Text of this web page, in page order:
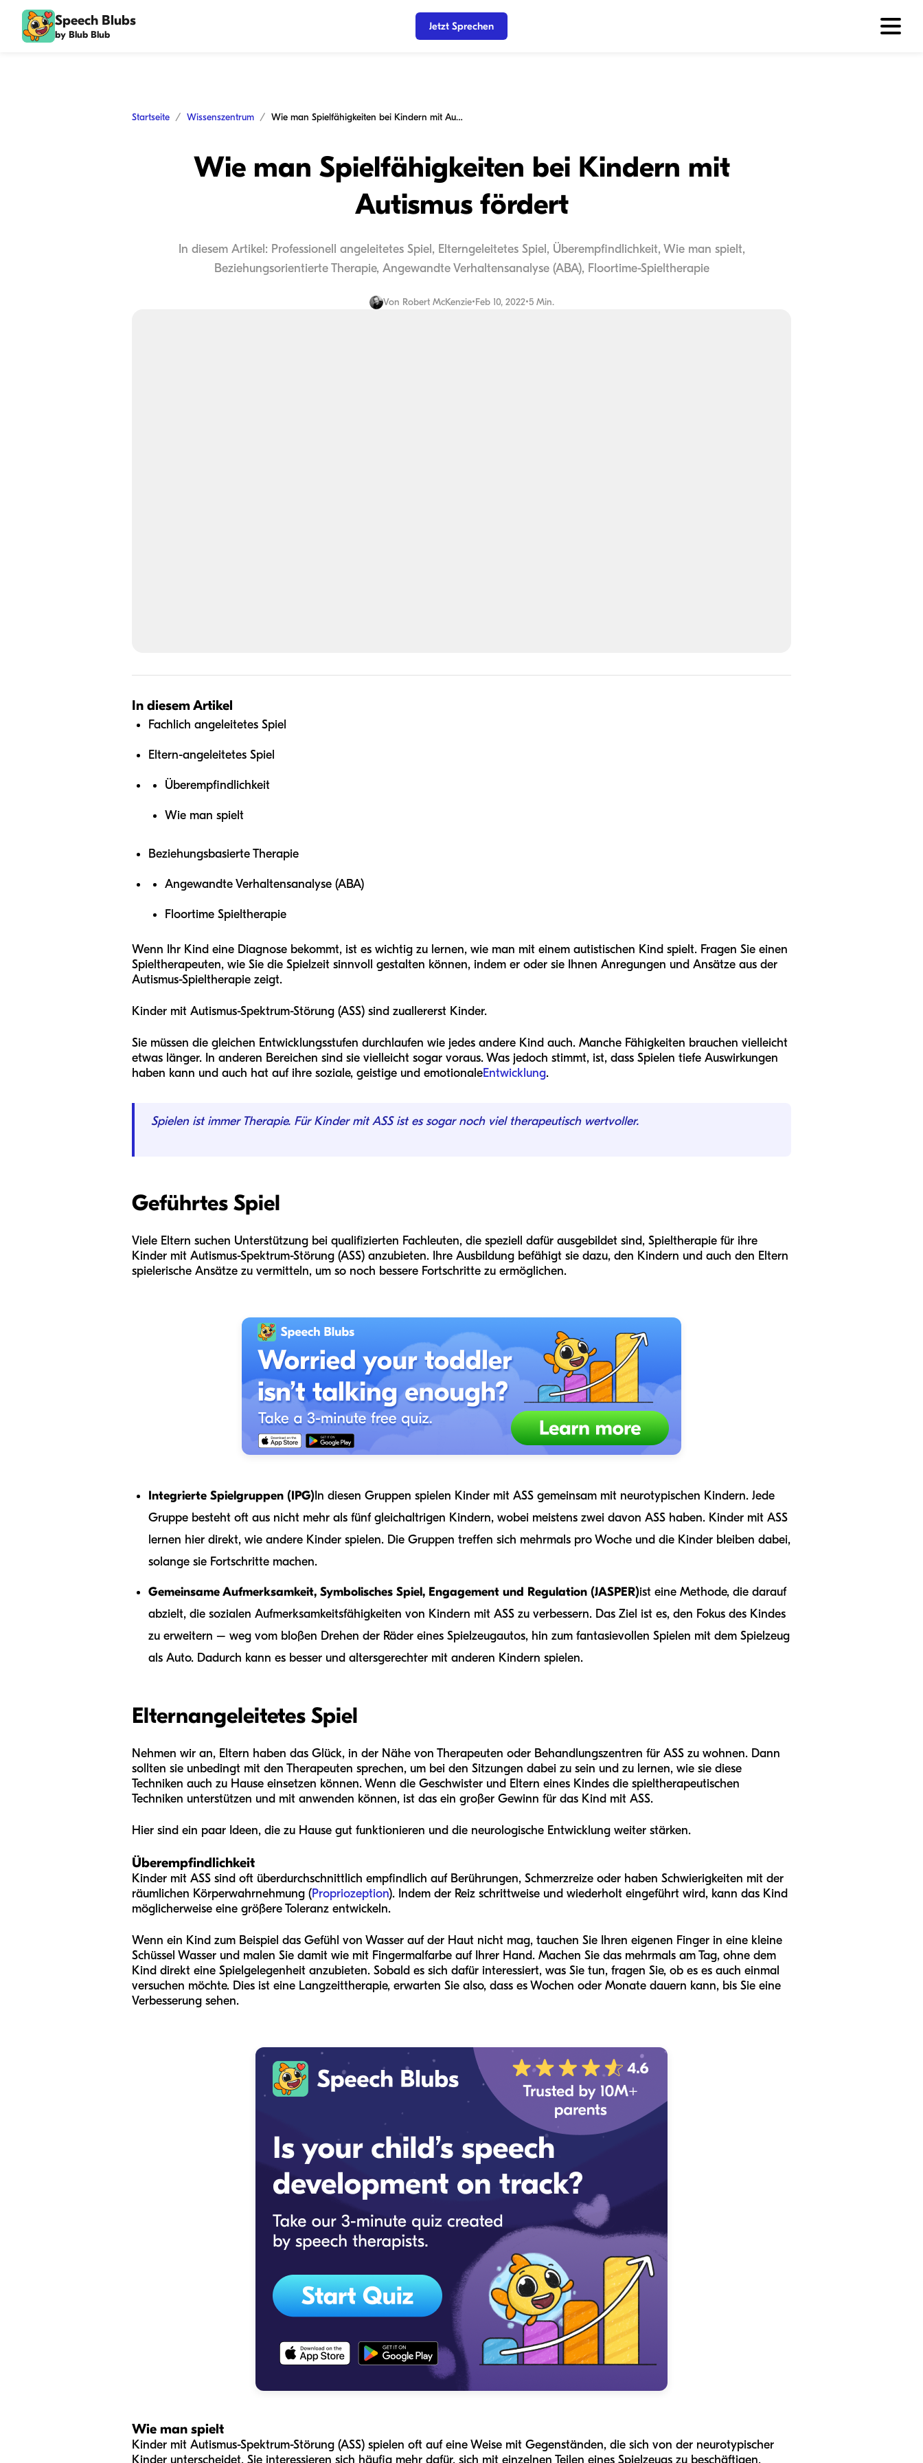
Speech Blubs
by Blub Blub
Jetzt Sprechen
Startseite Wissenszentrum Wie man Spielfähigkeiten bei Kindern mit Autismus fördert
Wie man Spielfähigkeiten bei Kindern mit
Autismus fördert
In diesem Artikel: Professionell angeleitetes Spiel, Elterngeleitetes Spiel, Überempfindlichkeit, Wie man spielt,
Beziehungsorientierte Therapie, Angewandte Verhaltensanalyse (ABA), Floortime-Spieltherapie
Von Robert McKenzie•Feb 10, 2022•5 Min.
In diesem Artikel
Fachlich angeleitetes Spiel
Eltern-angeleitetes Spiel
Überempfindlichkeit
Wie man spielt
Beziehungsbasierte Therapie
Angewandte Verhaltensanalyse (ABA)
Floortime Spieltherapie
Wenn Ihr Kind eine Diagnose bekommt, ist es wichtig zu lernen, wie man mit einem autistischen Kind spielt. Fragen Sie einen
Spieltherapeuten, wie Sie die Spielzeit sinnvoll gestalten können, indem er oder sie Ihnen Anregungen und Ansätze aus der
Autismus-Spieltherapie zeigt.
Kinder mit Autismus-Spektrum-Störung (ASS) sind zuallererst Kinder.
Sie müssen die gleichen Entwicklungsstufen durchlaufen wie jedes andere Kind auch. Manche Fähigkeiten brauchen vielleicht
etwas länger. In anderen Bereichen sind sie vielleicht sogar voraus. Was jedoch stimmt, ist, dass Spielen tiefe Auswirkungen
haben kann und auch hat auf ihre soziale, geistige und emotionaleEntwicklung.
Spielen ist immer Therapie. Für Kinder mit ASS ist es sogar noch viel therapeutisch wertvoller.
Geführtes Spiel
Viele Eltern suchen Unterstützung bei qualifizierten Fachleuten, die speziell dafür ausgebildet sind, Spieltherapie für ihre
Kinder mit Autismus-Spektrum-Störung (ASS) anzubieten. Ihre Ausbildung befähigt sie dazu, den Kindern und auch den Eltern
spielerische Ansätze zu vermitteln, um so noch bessere Fortschritte zu ermöglichen.
Integrierte Spielgruppen (IPG) In diesen Gruppen spielen Kinder mit ASS gemeinsam mit neurotypischen Kindern. Jede
Gruppe besteht oft aus nicht mehr als fünf gleichaltrigen Kindern, wobei meistens zwei davon ASS haben. Kinder mit ASS
lernen hier direkt, wie andere Kinder spielen. Die Gruppen treffen sich mehrmals pro Woche und die Kinder bleiben dabei,
solange sie Fortschritte machen.
Gemeinsame Aufmerksamkeit, Symbolisches Spiel, Engagement und Regulation (JASPER)ist eine Methode, die darauf
abzielt, die sozialen Aufmerksamkeitsfähigkeiten von Kindern mit ASS zu verbessern. Das Ziel ist es, den Fokus des Kindes
zu erweitern – weg vom bloßen Drehen der Räder eines Spielzeugautos, hin zum fantasievollen Spielen mit dem Spielzeug
als Auto. Dadurch kann es besser und altersgerechter mit anderen Kindern spielen.
Elternangeleitetes Spiel
Nehmen wir an, Eltern haben das Glück, in der Nähe von Therapeuten oder Behandlungszentren für ASS zu wohnen. Dann
sollten sie unbedingt mit den Therapeuten sprechen, um bei den Sitzungen dabei zu sein und zu lernen, wie sie diese
Techniken auch zu Hause einsetzen können. Wenn die Geschwister und Eltern eines Kindes die spieltherapeutischen
Techniken unterstützen und mit anwenden können, ist das ein großer Gewinn für das Kind mit ASS.
Hier sind ein paar Ideen, die zu Hause gut funktionieren und die neurologische Entwicklung weiter stärken.
Überempfindlichkeit
Kinder mit ASS sind oft überdurchschnittlich empfindlich auf Berührungen, Schmerzreize oder haben Schwierigkeiten mit der
räumlichen Körperwahrnehmung (Propriozeption). Indem der Reiz schrittweise und wiederholt eingeführt wird, kann das Kind
möglicherweise eine größere Toleranz entwickeln.
Wenn ein Kind zum Beispiel das Gefühl von Wasser auf der Haut nicht mag, tauchen Sie Ihren eigenen Finger in eine kleine
Schüssel Wasser und malen Sie damit wie mit Fingermalfarbe auf Ihrer Hand. Machen Sie das mehrmals am Tag, ohne dem
Kind direkt eine Spielgelegenheit anzubieten. Sobald es sich dafür interessiert, was Sie tun, fragen Sie, ob es es auch einmal
versuchen möchte. Dies ist eine Langzeittherapie, erwarten Sie also, dass es Wochen oder Monate dauern kann, bis Sie eine
Verbesserung sehen.
Wie man spielt
Kinder mit Autismus-Spektrum-Störung (ASS) spielen oft auf eine Weise mit Gegenständen, die sich von der neurotypischer
Kinder unterscheidet. Sie interessieren sich häufig mehr dafür, sich mit einzelnen Teilen eines Spielzeugs zu beschäftigen,